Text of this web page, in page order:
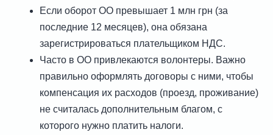
Если оборот ОО превышает 1 млн грн (за
последние 12 месяцев), она обязана
зарегистрироваться плательщиком НДС.
Часто в ОО привлекаются волонтеры. Важно
правильно оформлять договоры с ними, чтобы
компенсация их расходов (проезд, проживание)
не считалась дополнительным благом, с
которого нужно платить налоги.